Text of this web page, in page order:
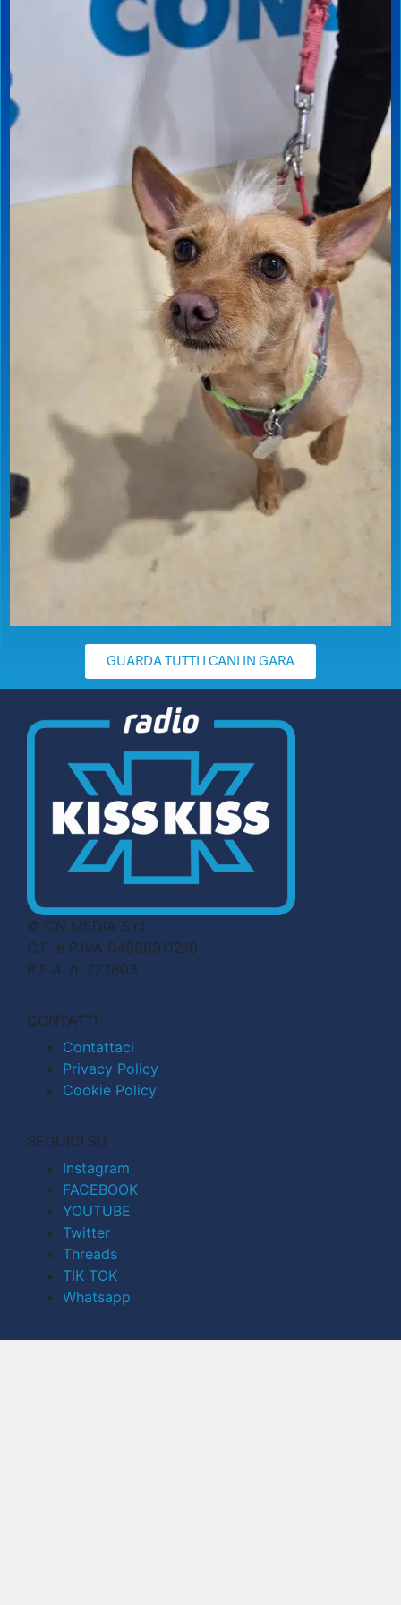
GUARDA TUTTI I CANI IN GARA
© CN MEDIA S.r.l.
C.F. e P.IVA 04998911210
R.E.A. n. 727803
CONTATTI
Contattaci
Privacy Policy
Cookie Policy
SEGUICI SU
Instagram
FACEBOOK
YOUTUBE
Twitter
Threads
TIK TOK
Whatsapp